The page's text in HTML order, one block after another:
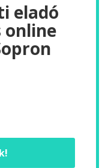
eladó
online